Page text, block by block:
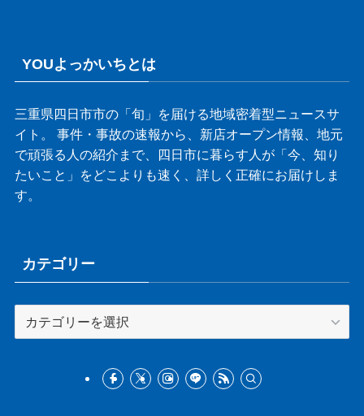
YOUよっかいちとは
三重県四日市市の「旬」を届ける地域密着型ニュースサ
イト。 事件・事故の速報から、新店オープン情報、地元
で頑張る人の紹介まで、四日市に暮らす人が「今、知り
たいこと」をどこよりも速く、詳しく正確にお届けしま
す。
カテゴリー